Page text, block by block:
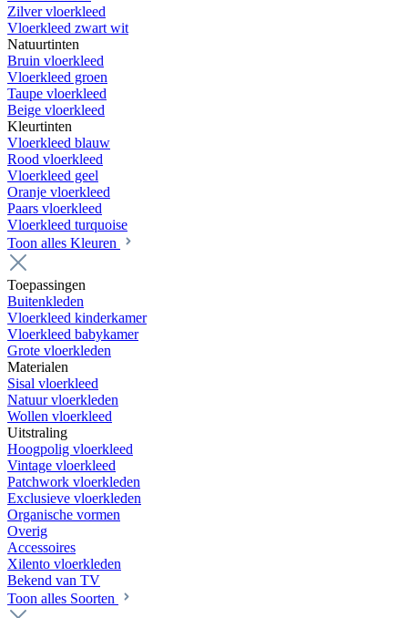
Zilver vloerkleed
Vloerkleed zwart wit
Natuurtinten
Bruin vloerkleed
Vloerkleed groen
Taupe vloerkleed
Beige vloerkleed
Kleurtinten
Vloerkleed blauw
Rood vloerkleed
Vloerkleed geel
Oranje vloerkleed
Paars vloerkleed
Vloerkleed turquoise
Toon alles Kleuren
Toepassingen
Buitenkleden
Vloerkleed kinderkamer
Vloerkleed babykamer
Grote vloerkleden
Materialen
Sisal vloerkleed
Natuur vloerkleden
Wollen vloerkleed
Uitstraling
Hoogpolig vloerkleed
Vintage vloerkleed
Patchwork vloerkleden
Exclusieve vloerkleden
Organische vormen
Overig
Accessoires
Xilento vloerkleden
Bekend van TV
Toon alles Soorten